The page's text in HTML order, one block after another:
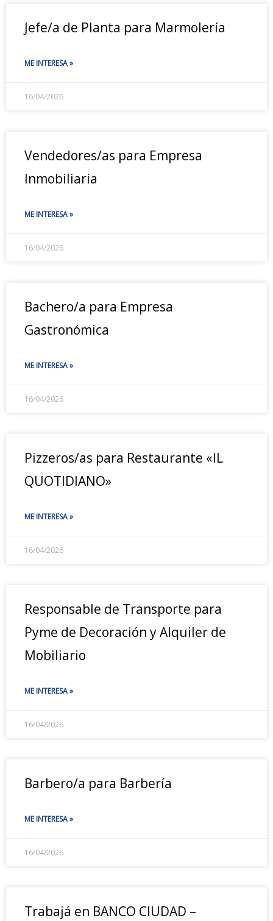
Jefe/a de Planta para Marmolería
ME INTERESA »
16/04/2026
Vendedores/as para Empresa
Inmobiliaria
ME INTERESA »
16/04/2026
Bachero/a para Empresa
Gastronómica
ME INTERESA »
16/04/2026
Pizzeros/as para Restaurante «IL
QUOTIDIANO»
ME INTERESA »
16/04/2026
Responsable de Transporte para
Pyme de Decoración y Alquiler de
Mobiliario
ME INTERESA »
16/04/2026
Barbero/a para Barbería
ME INTERESA »
16/04/2026
Trabajá en BANCO CIUDAD –